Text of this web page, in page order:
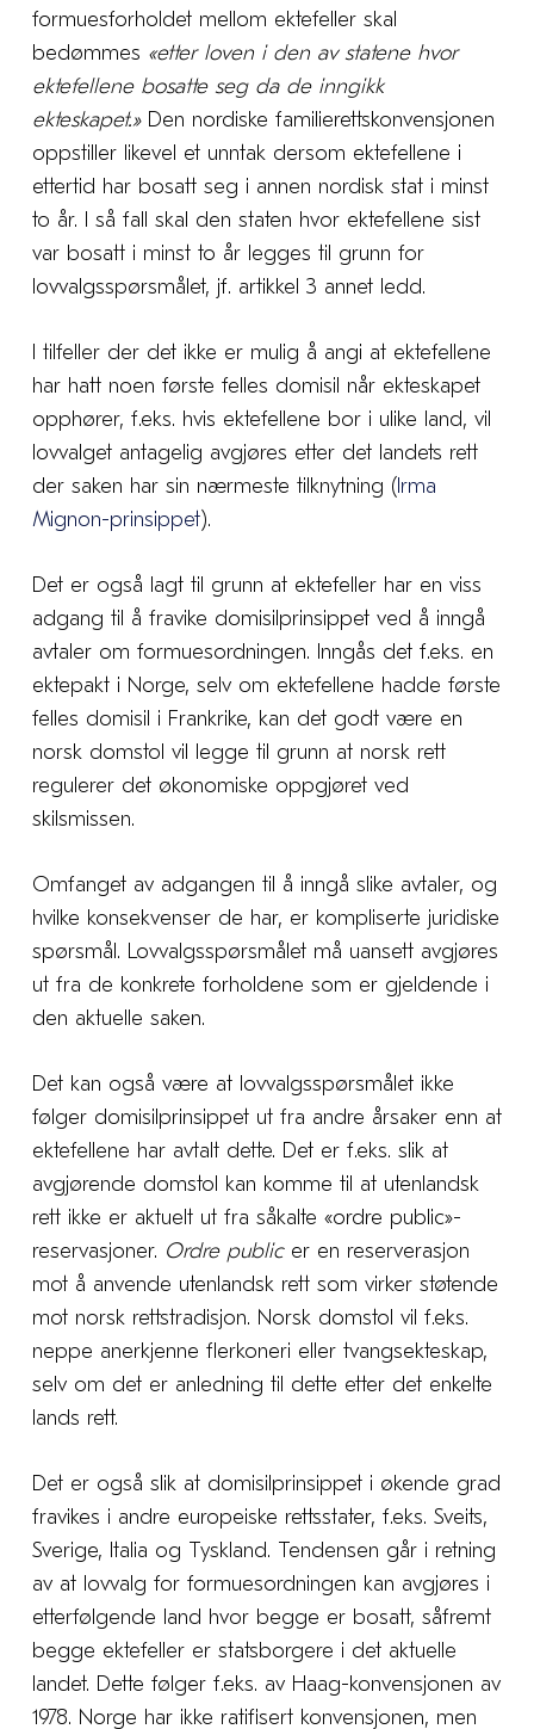
formuesforholdet mellom ektefeller skal
bedømmes «etter loven i den av statene hvor
ektefellene bosatte seg da de inngikk
ekteskapet.» Den nordiske familierettskonvensjonen
oppstiller likevel et unntak dersom ektefellene i
ettertid har bosatt seg i annen nordisk stat i minst
to år. I så fall skal den staten hvor ektefellene sist
var bosatt i minst to år legges til grunn for
lovvalgsspørsmålet, jf. artikkel 3 annet ledd.
I tilfeller der det ikke er mulig å angi at ektefellene
har hatt noen første felles domisil når ekteskapet
opphører, f.eks. hvis ektefellene bor i ulike land, vil
lovvalget antagelig avgjøres etter det landets rett
der saken har sin nærmeste tilknytning (Irma
Mignon-prinsippet).
Det er også lagt til grunn at ektefeller har en viss
adgang til å fravike domisilprinsippet ved å inngå
avtaler om formuesordningen. Inngås det f.eks. en
ektepakt i Norge, selv om ektefellene hadde første
felles domisil i Frankrike, kan det godt være en
norsk domstol vil legge til grunn at norsk rett
regulerer det økonomiske oppgjøret ved
skilsmissen.
Omfanget av adgangen til å inngå slike avtaler, og
hvilke konsekvenser de har, er kompliserte juridiske
spørsmål. Lovvalgsspørsmålet må uansett avgjøres
ut fra de konkrete forholdene som er gjeldende i
den aktuelle saken.
Det kan også være at lovvalgsspørsmålet ikke
følger domisilprinsippet ut fra andre årsaker enn at
ektefellene har avtalt dette. Det er f.eks. slik at
avgjørende domstol kan komme til at utenlandsk
rett ikke er aktuelt ut fra såkalte «ordre public»-
reservasjoner. Ordre publicer en reserverasjon
mot å anvende utenlandsk rett som virker støtende
mot norsk rettstradisjon. Norsk domstol vil f.eks.
neppe anerkjenne flerkoneri eller tvangsekteskap,
selv om det er anledning til dette etter det enkelte
lands rett.
Det er også slik at domisilprinsippet i økende grad
fravikes i andre europeiske rettsstater, f.eks. Sveits,
Sverige, Italia og Tyskland. Tendensen går i retning
av at lovvalg for formuesordningen kan avgjøres i
etterfølgende land hvor begge er bosatt, såfremt
begge ektefeller er statsborgere i det aktuelle
landet. Dette følger f.eks. av Haag-konvensjonen av
1978. Norge har ikke ratifisert konvensjonen, men